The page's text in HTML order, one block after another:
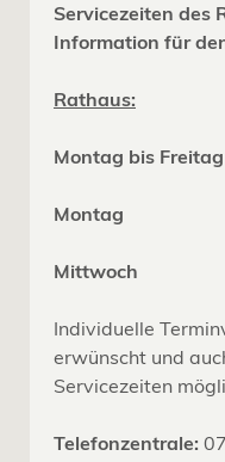
Servicezeiten des
Information für
Rathaus:
Montag bis
Montag
Mittwoch
Individuelle
erwünscht und
Servicezeiten
Telefonzentrale: